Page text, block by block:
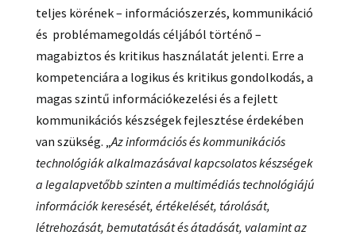
teljes körének – információszerzés, kommunikáció
és problémamegoldás céljából történő –
magabiztos és kritikus használatát jelenti. Erre a
kompetenciára a logikus és kritikus gondolkodás, a
magas szintű információkezelési és a fejlett
kommunikációs készségek fejlesztése érdekében
van szükség. „Az információs és kommunikációs
technológiák alkalmazásával kapcsolatos készségek
a legalapvetőbb szinten a multimédiás technológiájú
információk keresését, értékelését, tárolását,
létrehozását, bemutatását és átadását, valamint az